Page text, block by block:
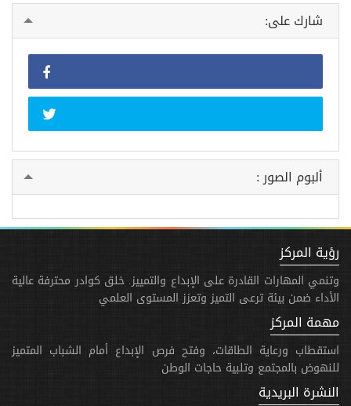
شارك على:
ألبوم الصور :
رؤية المركز
وتنمي المهارات القادرة على الإبداع والتمييز. خلق كوادر محترفة عالية
الأداء ضمن بيئة ترعى التميز وتعزز المستوى العلمي
مهمة المركز
استقطاب ورعاية الطاقات، وفتح فرص الإبداع أمام الشباب المتميز
للنهوض بالمجتمع وتلبية حاجات الوطن
النشرة البريدية